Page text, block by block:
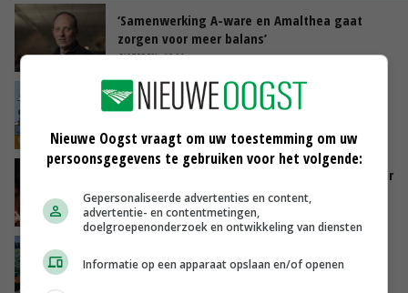
‘Samenwerking A-ware en Amalthea gaat
zorgen voor meer balans’
GISTEREN, 16:01
Internationale vraag naar geitenzuivel blijft
groot: Nederland in Europese top
GISTEREN, 15:33
Vlaamse varkensstapel krimpt, pluimveesector
groeit door schaalvergroting
GISTEREN, 15:20
je gelukkig van wordt’
Nieuwe Oogst vraagt om uw toestemming om uw
persoonsgegevens te gebruiken voor het volgende:
Gepersonaliseerde advertenties en content,
advertentie- en contentmetingen,
doelgroepenonderzoek en ontwikkeling van diensten
Informatie op een apparaat opslaan en/of openen